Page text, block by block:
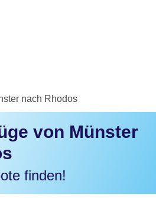
nach Rhodos
von Münster
finden!